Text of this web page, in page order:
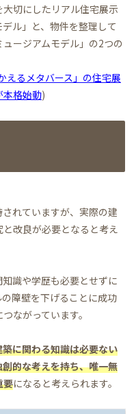
切にしたリアル住宅展示
ル」と、物件を整理して
ージアムモデル」の2つの
えるメタバース」の住宅展
格始動)
れていますが、実際の建
改良が必要となると考え
識や学歴も必要とせずに
障壁を下げることに成功
ながっています。
に関わる知識は必要ない
的な考えを持ち、唯一無
要になると考えられます。